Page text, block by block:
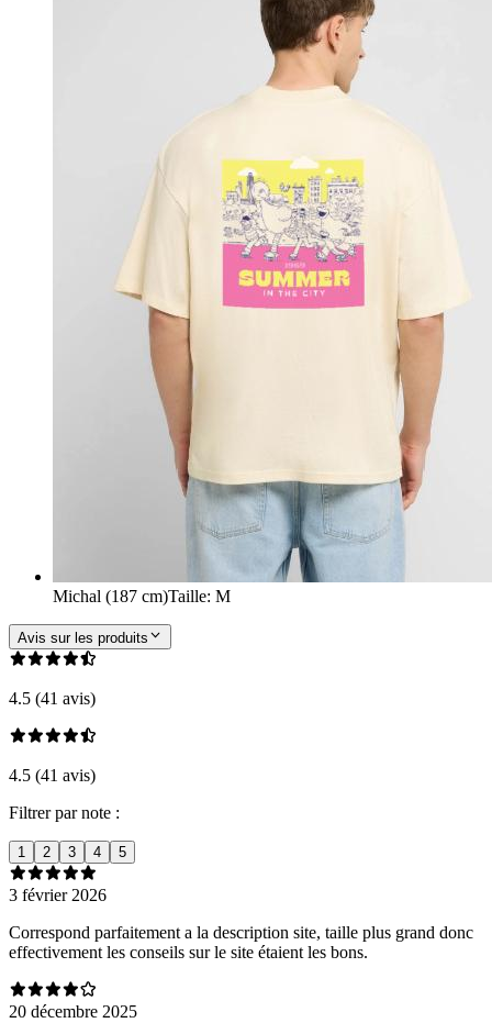
Michal (187 cm)Taille: M
Avis sur les produits
4.5 (41 avis)
4.5 (41 avis)
Filtrer par note :
1 2 3 4 5
3 février 2026
Correspond parfaitement a la description site, taille plus grand donc
effectivement les conseils sur le site étaient les bons.
20 décembre 2025